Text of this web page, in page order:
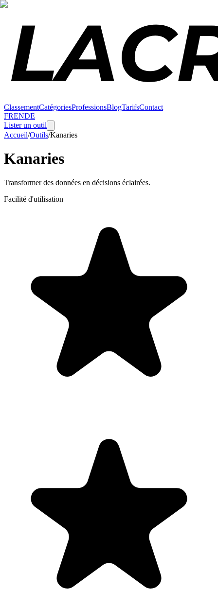
ClassementCatégoriesProfessionsBlogTarifsContact
FRENDE
Lister un outil
Accueil/Outils/Kanaries
Kanaries
Transformer des données en décisions éclairées.
Facilité d'utilisation